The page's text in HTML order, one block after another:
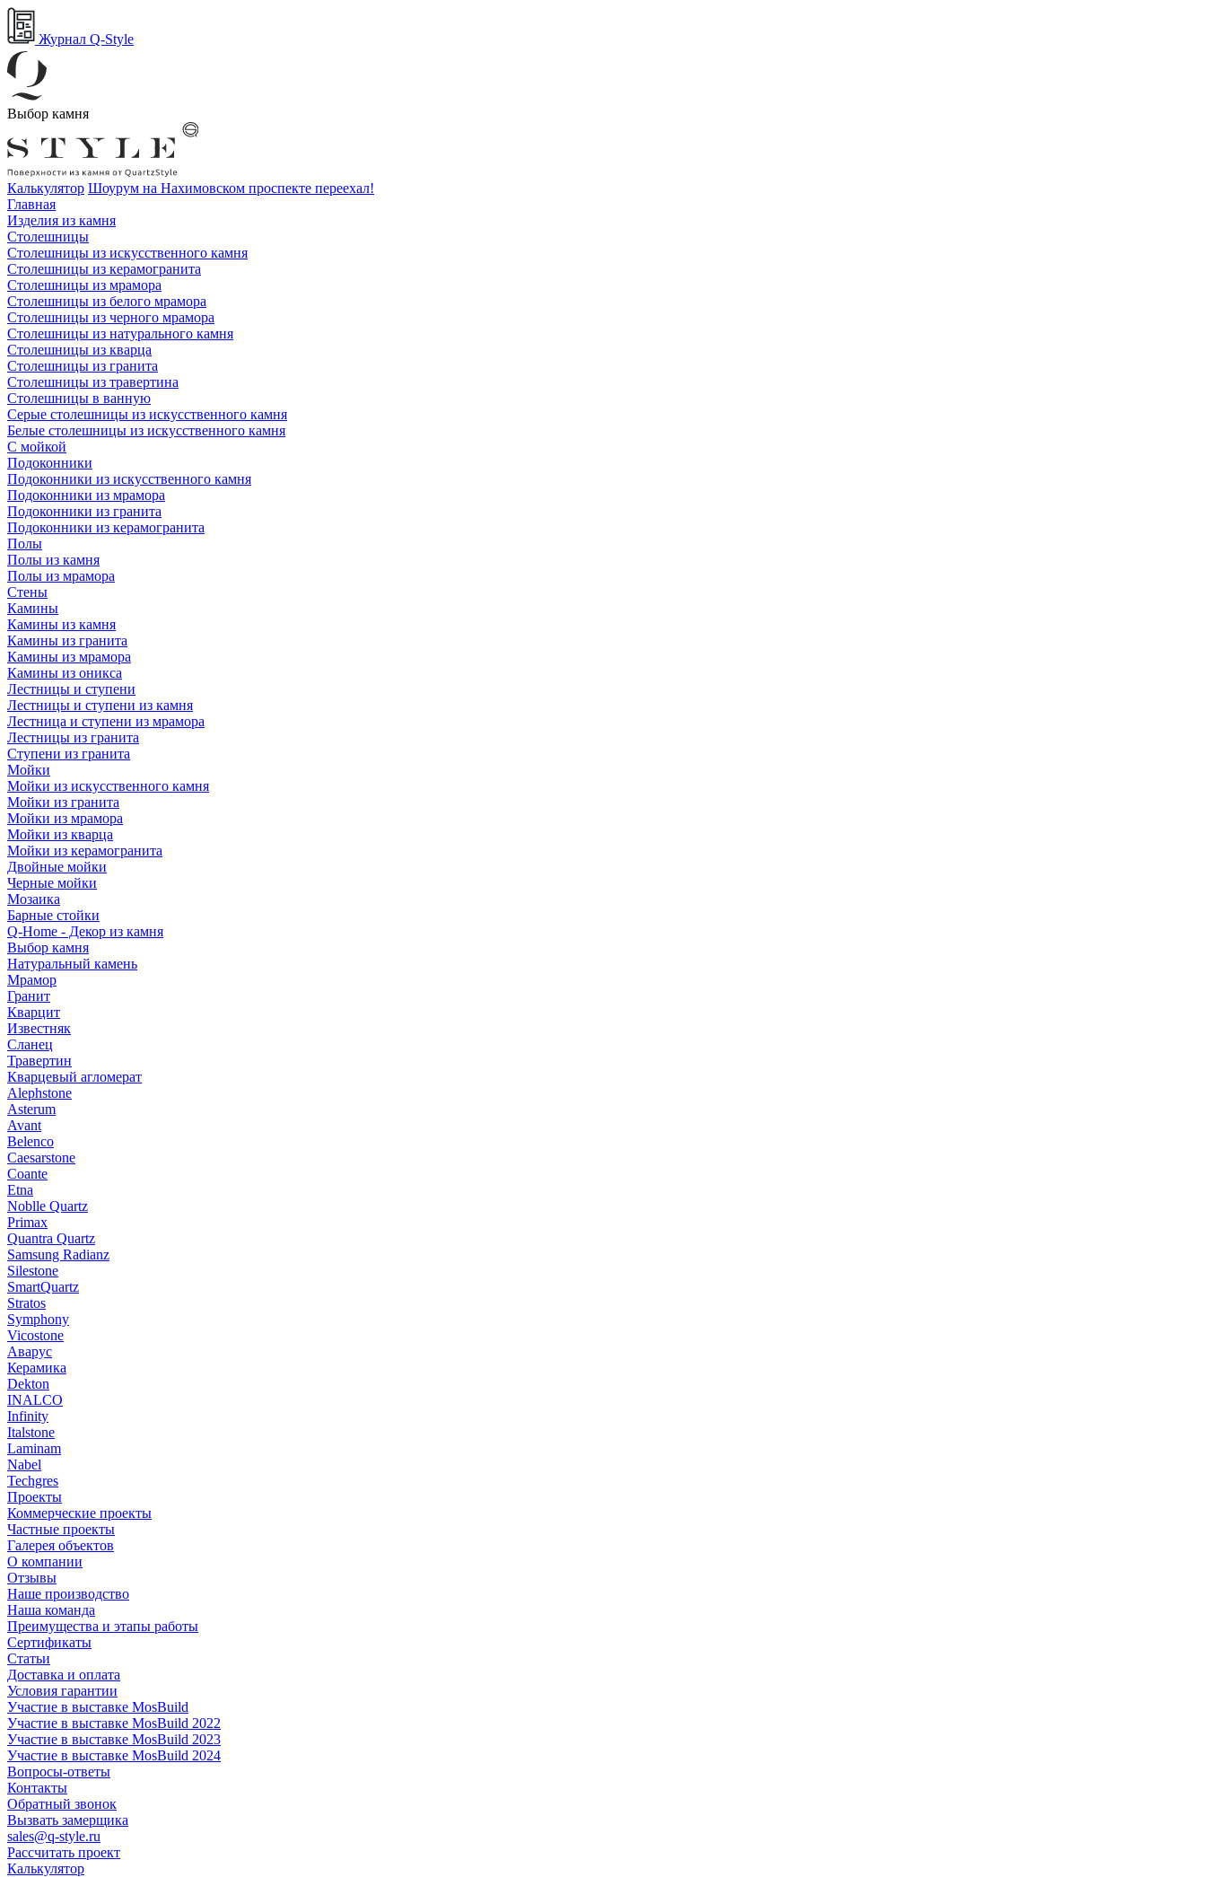
Журнал Q-Style
Выбор камня
Калькулятор Шоурум на Нахимовском проспекте переехал!
Главная
Изделия из камня
Столешницы
Столешницы из искусственного камня
Столешницы из керамогранита
Столешницы из мрамора
Столешницы из белого мрамора
Столешницы из черного мрамора
Столешницы из натурального камня
Столешницы из кварца
Столешницы из гранита
Столешницы из травертина
Столешницы в ванную
Серые столешницы из искусственного камня
Белые столешницы из искусственного камня
С мойкой
Подоконники
Подоконники из искусственного камня
Подоконники из мрамора
Подоконники из гранита
Подоконники из керамогранита
Полы
Полы из камня
Полы из мрамора
Стены
Камины
Камины из камня
Камины из гранита
Камины из мрамора
Камины из оникса
Лестницы и ступени
Лестницы и ступени из камня
Лестница и ступени из мрамора
Лестницы из гранита
Ступени из гранита
Мойки
Мойки из искусственного камня
Мойки из гранита
Мойки из мрамора
Мойки из кварца
Мойки из керамогранита
Двойные мойки
Черные мойки
Мозаика
Барные стойки
Q-Home - Декор из камня
Выбор камня
Натуральный камень
Мрамор
Гранит
Кварцит
Известняк
Сланец
Травертин
Кварцевый агломерат
Alephstone
Asterum
Avant
Belenco
Caesarstone
Coante
Etna
Noblle Quartz
Primax
Quantra Quartz
Samsung Radianz
Silestone
SmartQuartz
Stratos
Symphony
Vicostone
Аварус
Керамика
Dekton
INALCO
Infinity
Italstone
Laminam
Nabel
Techgres
Проекты
Коммерческие проекты
Частные проекты
Галерея объектов
О компании
Отзывы
Наше производство
Наша команда
Преимущества и этапы работы
Сертификаты
Статьи
Доставка и оплата
Условия гарантии
Участие в выставке MosBuild
Участие в выставке MosBuild 2022
Участие в выставке MosBuild 2023
Участие в выставке MosBuild 2024
Вопросы-ответы
Контакты
Обратный звонок
Вызвать замерщика
sales@q-style.ru
Рассчитать проект
Калькулятор